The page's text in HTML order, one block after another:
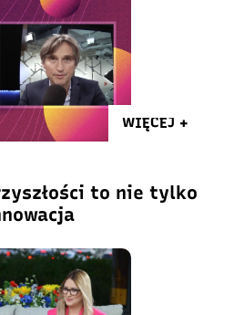
WIĘCEJ +
to nie tylko